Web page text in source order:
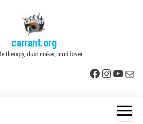
carrant.org
therapy, dust maker, mud lover
Facebook
E-